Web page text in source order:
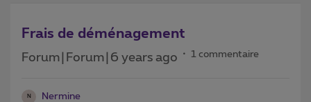
Frais de déménagement
Forum|Forum|6 years ago 1 commentaire
N Nermine